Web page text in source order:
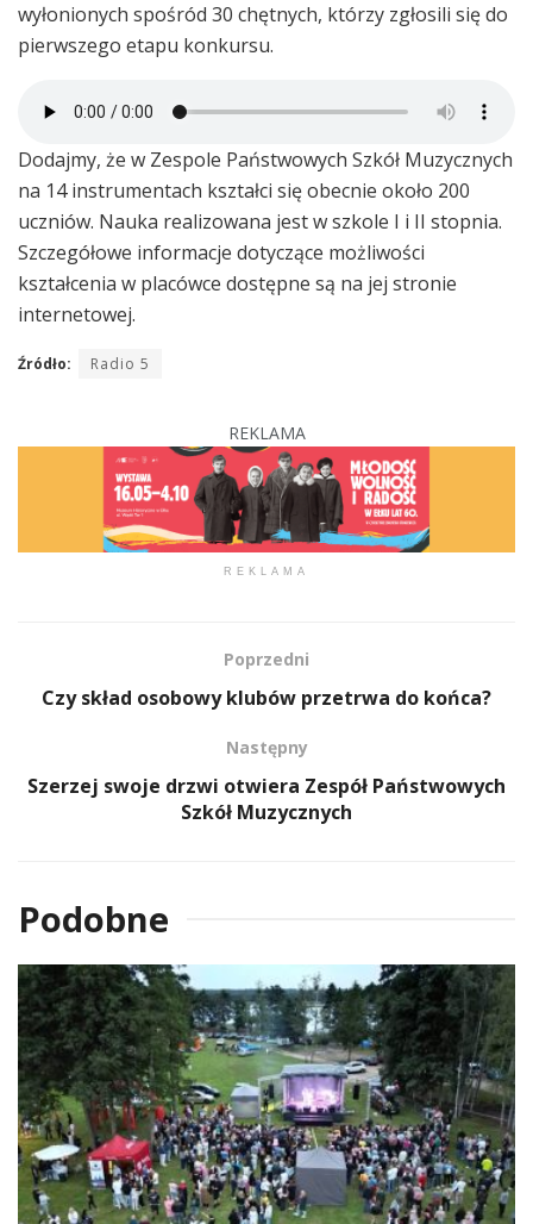
wyłonionych spośród 30 chętnych, którzy zgłosili się do
pierwszego etapu konkursu.
Dodajmy, że w Zespole Państwowych Szkół Muzycznych
na 14 instrumentach kształci się obecnie około 200
uczniów. Nauka realizowana jest w szkole I i II stopnia.
Szczegółowe informacje dotyczące możliwości
kształcenia w placówce dostępne są na jej stronie
internetowej.
Źródło: Radio 5
REKLAMA
REKLAMA
Poprzedni
Czy skład osobowy klubów przetrwa do końca?
Następny
Szerzej swoje drzwi otwiera Zespół Państwowych
Szkół Muzycznych
Podobne